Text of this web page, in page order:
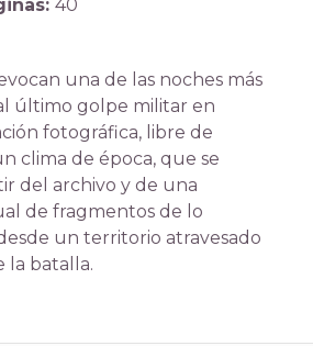
40
una de las noches más
último golpe militar en
fotográfica, libre de
clima de época, que se
del archivo y de una
de fragmentos de lo
un territorio atravesado
la batalla.